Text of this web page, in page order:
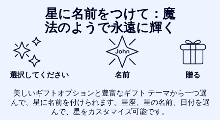
星に名前をつけて：魔
法のようで永遠に輝く
選択してください 名前 贈る
美しいギフトオプションと豊富なギフト テーマから一つ選
んで、星に名前を付けられます。星座、星の名前、日付を選
んで、星をカスタマイズ可能です。